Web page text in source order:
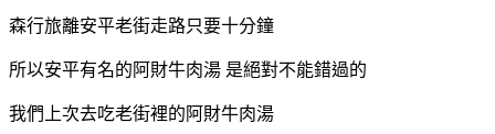
森行旅離安平老街走路只要十分鐘
所以安平有名的阿財牛肉湯 是絕對不能錯過的
我們上次去吃老街裡的阿財牛肉湯